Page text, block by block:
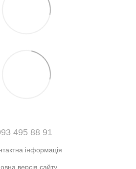
495 88 91
інформація
версія сайту